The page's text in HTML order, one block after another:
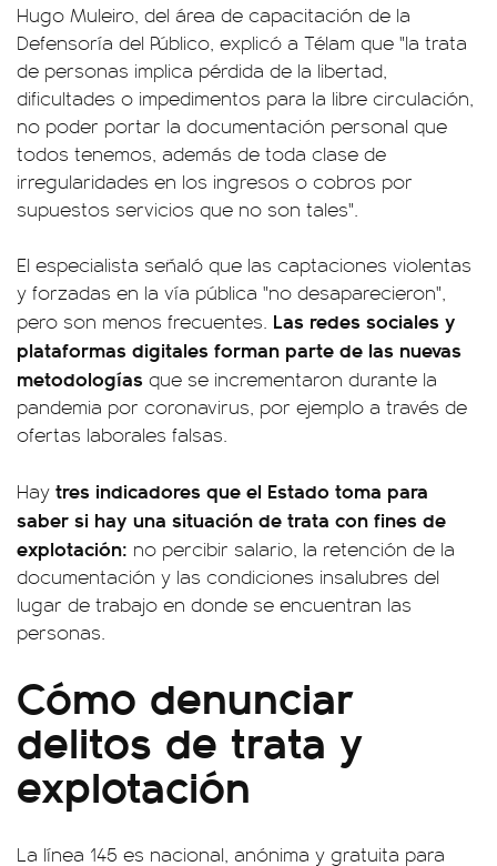
Hugo Muleiro, del área de capacitación de la
Defensoría del Público, explicó a Télam que "la trata
de personas implica pérdida de la libertad,
dificultades o impedimentos para la libre circulación,
no poder portar la documentación personal que
todos tenemos, además de toda clase de
irregularidades en los ingresos o cobros por
supuestos servicios que no son tales".
El especialista señaló que las captaciones violentas
y forzadas en la vía pública "no desaparecieron",
pero son menos frecuentes. Las redes sociales y
plataformas digitales forman parte de las nuevas
metodologías que se incrementaron durante la
pandemia por coronavirus, por ejemplo a través de
ofertas laborales falsas.
Hay tres indicadores que el Estado toma para
saber si hay una situación de trata con fines de
explotación: no percibir salario, la retención de la
documentación y las condiciones insalubres del
lugar de trabajo en donde se encuentran las
personas.
Cómo denunciar
delitos de trata y
explotación
La línea 145 es nacional, anónima y gratuita para